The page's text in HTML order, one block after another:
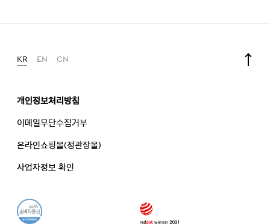
KR EN CN
개인정보처리방침
이메일무단수집거부
온라인쇼핑몰(정관장몰)
사업자정보 확인